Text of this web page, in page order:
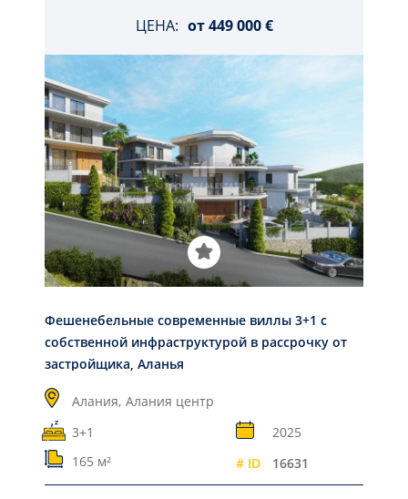
ЦЕНА: от449 000 €
Фешенебельные современные виллы 3+1 с
собственной инфраструктурой в рассрочку от
застройщика, Аланья
Алания, Алания центр
3+1
2025
165 м²
# ID 16631